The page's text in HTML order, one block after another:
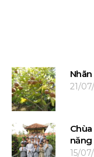
21/
năng
15/